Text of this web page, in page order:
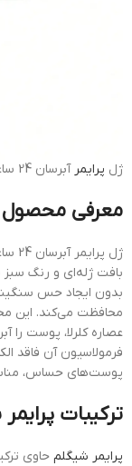
ژل پرایمر آبرسان 24 ساعته
معرفی محصول
بافت ژله‌ای و رنگ
بدون ایجاد حس
محافظت می‌کند. این
عصاره کلرلا، پوست را
فرمولاسیون آن فاقد
پوست‌های حساس،
ترکیبات
پرایمر شیگلم حاوی